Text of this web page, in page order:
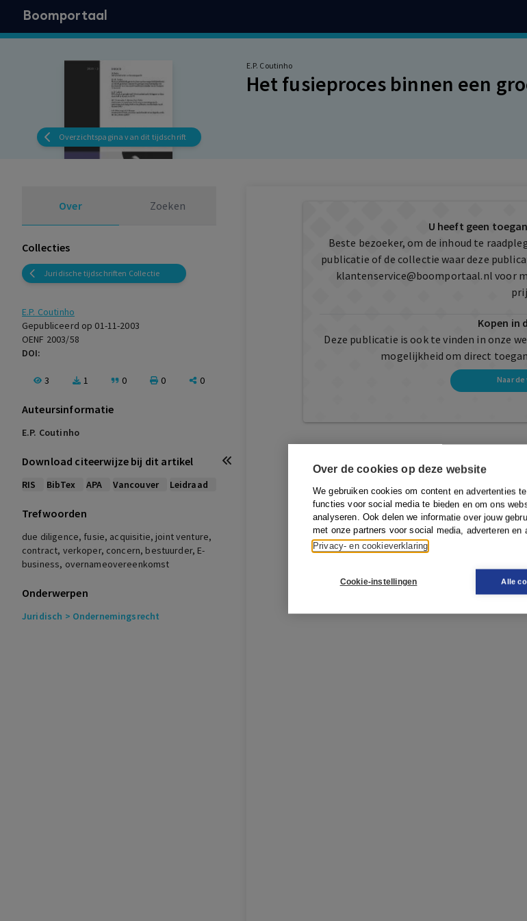
Over de cookies op deze website
We gebruiken cookies om content en advertenties
functies voor social media te bieden en om ons
analyseren. Ook delen we informatie over jouw
met onze partners voor social media, adverteren en
Privacy- en cookieverklaring
Cookie-instellingen Alle
Boomportaal
Overzichtspagina van dit tijdschrift
E.P. Coutinho
Het fusieproces binnen een
Over Zoeken
Collecties
Juridische tijdschriften Collectie
E.P. Coutinho
Gepubliceerd op 01-11-2003
OENF 2003/58
DOI:
3 1 0 0 0
Auteursinformatie
E.P. Coutinho
Download citeerwijze bij dit artikel
RIS BibTex APA Vancouver Leidraad
Trefwoorden
due diligence, fusie, acquisitie, joint venture,
contract, verkoper, concern, bestuurder, E-
business, overnameovereenkomst
Onderwerpen
Juridisch > Ondernemingsrecht
U heeft geen
Beste bezoeker, om de inhoud te
publicatie of de collectie waar deze
klantenservice@boomportaal.nl voor
Kopen in
Deze publicatie is ook te vinden in onze
mogelijkheid om direct
Naar